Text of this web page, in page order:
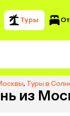
Туры
, Туры в
из